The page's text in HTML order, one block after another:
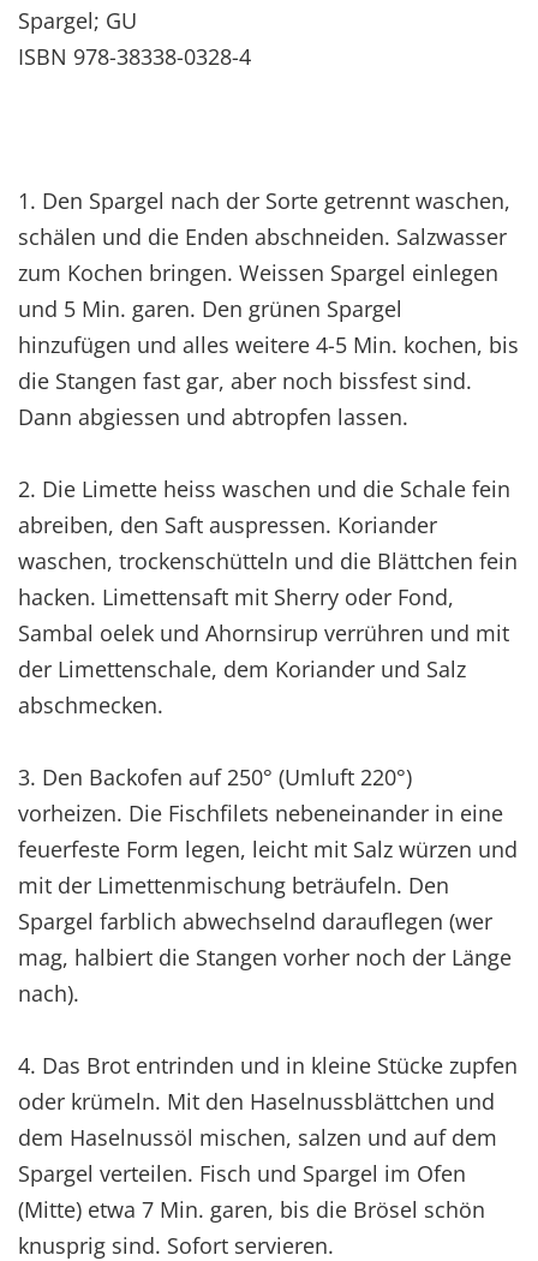
Spargel; GU
ISBN 978-38338-0328-4
1. Den Spargel nach der Sorte getrennt waschen,
schälen und die Enden abschneiden. Salzwasser
zum Kochen bringen. Weissen Spargel einlegen
und 5 Min. garen. Den grünen Spargel
hinzufügen und alles weitere 4-5 Min. kochen, bis
die Stangen fast gar, aber noch bissfest sind.
Dann abgiessen und abtropfen lassen.
2. Die Limette heiss waschen und die Schale fein
abreiben, den Saft auspressen. Koriander
waschen, trockenschütteln und die Blättchen fein
hacken. Limettensaft mit Sherry oder Fond,
Sambal oelek und Ahornsirup verrühren und mit
der Limettenschale, dem Koriander und Salz
abschmecken.
3. Den Backofen auf 250° (Umluft 220°)
vorheizen. Die Fischfilets nebeneinander in eine
feuerfeste Form legen, leicht mit Salz würzen und
mit der Limettenmischung beträufeln. Den
Spargel farblich abwechselnd darauflegen (wer
mag, halbiert die Stangen vorher noch der Länge
nach).
4. Das Brot entrinden und in kleine Stücke zupfen
oder krümeln. Mit den Haselnussblättchen und
dem Haselnussöl mischen, salzen und auf dem
Spargel verteilen. Fisch und Spargel im Ofen
(Mitte) etwa 7 Min. garen, bis die Brösel schön
knusprig sind. Sofort servieren.